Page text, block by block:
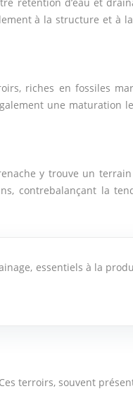
à la structure et à
riches en fossiles
une maturation
y trouve un terrain
contrebalançant la
essentiels à la
terroirs, souvent